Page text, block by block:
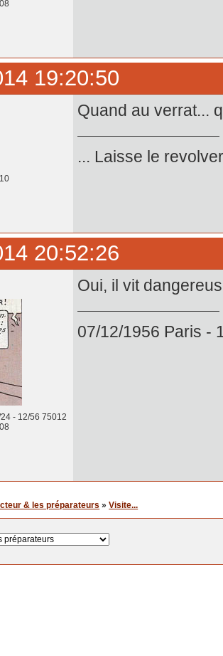
19:20:50
Quand au verrat...
... Laisse le
20:52:26
- 12/56 75012
Oui, il vit
07/12/1956 Paris -
& les préparateurs »Visite...